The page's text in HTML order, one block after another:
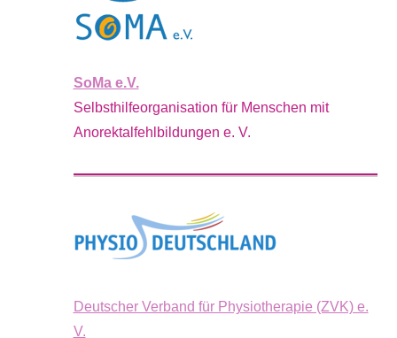
SoMa e.V.
Selbsthilfeorganisation für Menschen mit
Anorektalfehlbildungen e. V.
Deutscher Verband für Physiotherapie (ZVK) e.
V.